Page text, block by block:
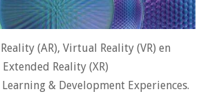
(AR), Virtual Reality (VR) en
Extended Reality (XR)
& Development Experiences.